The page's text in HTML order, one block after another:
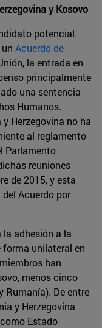
y Kosovo
potencial.
Acuerdo de
la entrada en
principalmente
una sentencia
Humanos.
Herzegovina no ha
al reglamento
Parlamento
reuniones
de 2015, y esta
Acuerdo por
adhesión a la
forma unilateral en
han
menos cinco
Rumanía). De entre
y Herzegovina
Estado